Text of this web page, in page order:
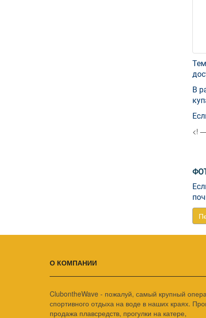
В
<!
О КОМПАНИИ
ClubontheWave - пожалуй, самый крупный
спортивного отдыха на воде в наших краях.
продажа плавсредств, прогулки на катере,